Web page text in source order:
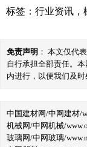
标签： 行业资讯 ，
免责声明 ： 本文仅代
自行承担全部责任。
内进行，以便我们及时
中国建材网/中网建材/
机械网/中网机械/
玻璃网/中网玻璃/